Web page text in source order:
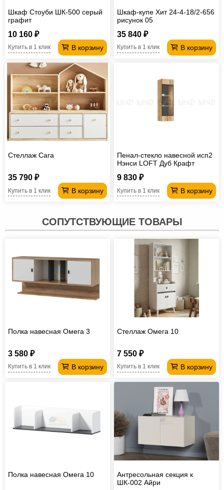
Шкаф Стоуби ШК-500 серый
графит
10 160 ₽
В корзину
Купить в 1 клик
Шкаф-купе Хит 24-4-18/2-656
рисунок 05
35 840 ₽
В корзину
Купить в 1 клик
Стеллаж Сага
35 790 ₽
В корзину
Купить в 1 клик
Пенал-стекло навесной исп2
Нэнси LOFT Дуб Крафт
9 830 ₽
В корзину
Купить в 1 клик
СОПУТСТВУЮЩИЕ ТОВАРЫ
Полка навесная Омега 3
3 580 ₽
В корзину
Купить в 1 клик
Стеллаж Омега 10
7 550 ₽
В корзину
Купить в 1 клик
Полка навесная Омега 10
Антресольная секция к
ШК-002 Айри